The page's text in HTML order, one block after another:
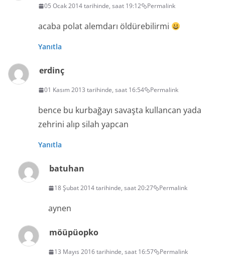
05 Ocak 2014 tarihinde, saat 19:12 Permalink
acaba polat alemdarı öldürebilirmi
Yanıtla
erdinç
01 Kasım 2013 tarihinde, saat 16:54 Permalink
bence bu kurbağayı savaşta kullancan yada
zehrini alıp silah yapcan
Yanıtla
batuhan
18 Şubat 2014 tarihinde, saat 20:27 Permalink
aynen
möüpüopko
13 Mayıs 2016 tarihinde, saat 16:57 Permalink